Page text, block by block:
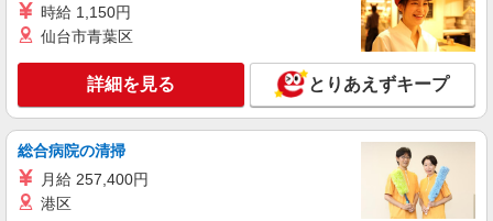
三ノ宮駅＊高級シニアマンションでのサポート
時給1450円〜2187円 ＜日払い有/週払い有/交
通費全支給(ガソリン代含む)＞
神戸市中央区内に多数
キープ 詳細を見る
アルバイト
時給 1,150円
仙台市青葉区
詳細を見る とりあえずキープ
総合病院の清掃
月給 257,400円
港区